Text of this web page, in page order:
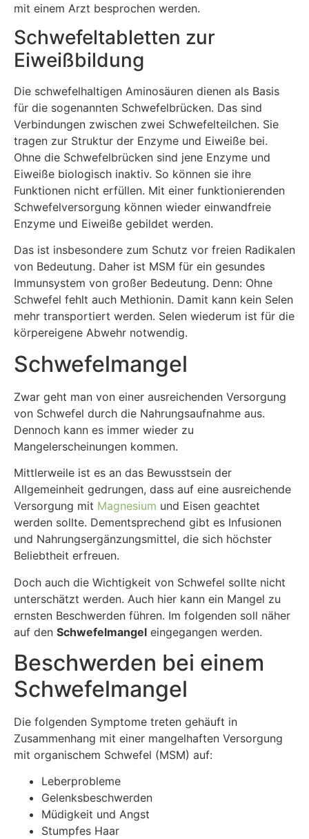
mit einem Arzt besprochen werden.
Schwefeltabletten zur
Eiweißbildung
Die schwefelhaltigen Aminosäuren dienen als Basis
für die sogenannten Schwefelbrücken. Das sind
Verbindungen zwischen zwei Schwefelteilchen. Sie
tragen zur Struktur der Enzyme und Eiweiße bei.
Ohne die Schwefelbrücken sind jene Enzyme und
Eiweiße biologisch inaktiv. So können sie ihre
Funktionen nicht erfüllen. Mit einer funktionierenden
Schwefelversorgung können wieder einwandfreie
Enzyme und Eiweiße gebildet werden.
Das ist insbesondere zum Schutz vor freien Radikalen
von Bedeutung. Daher ist MSM für ein gesundes
Immunsystem von großer Bedeutung. Denn: Ohne
Schwefel fehlt auch Methionin. Damit kann kein Selen
mehr transportiert werden. Selen wiederum ist für die
körpereigene Abwehr notwendig.
Schwefelmangel
Zwar geht man von einer ausreichenden Versorgung
von Schwefel durch die Nahrungsaufnahme aus.
Dennoch kann es immer wieder zu
Mangelerscheinungen kommen.
Mittlerweile ist es an das Bewusstsein der
Allgemeinheit gedrungen, dass auf eine ausreichende
Versorgung mit Magnesium und Eisen geachtet
werden sollte. Dementsprechend gibt es Infusionen
und Nahrungsergänzungsmittel, die sich höchster
Beliebtheit erfreuen.
Doch auch die Wichtigkeit von Schwefel sollte nicht
unterschätzt werden. Auch hier kann ein Mangel zu
ernsten Beschwerden führen. Im folgenden soll näher
auf den Schwefelmangel eingegangen werden.
Beschwerden bei einem
Schwefelmangel
Die folgenden Symptome treten gehäuft in
Zusammenhang mit einer mangelhaften Versorgung
mit organischem Schwefel (MSM) auf:
Leberprobleme
Gelenksbeschwerden
Müdigkeit und Angst
Stumpfes Haar